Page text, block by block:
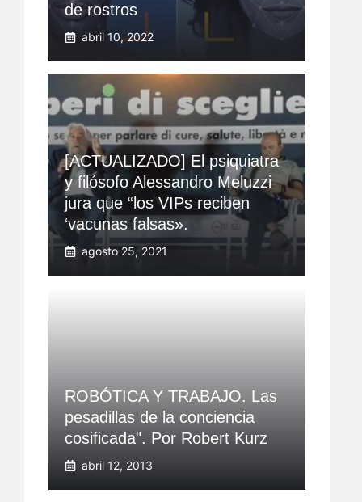
de rostros
abril 10, 2022
[ACTUALIZADO] El psiquiatra
y filósofo Alessandro Meluzzi
jura que “los VIPs reciben
‘vacunas falsas».
agosto 25, 2021
ROBÓTICA Y TRABAJO. Las
pesadillas de la conciencia
cosificada". Por Robert Kurz
abril 12, 2013